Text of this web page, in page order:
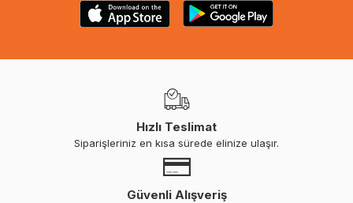
Hızlı Teslimat
Siparişleriniz en kısa sürede elinize ulaşır.
Güvenli Alışveriş